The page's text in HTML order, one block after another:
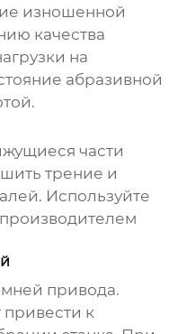
изношенной
качества
на
абразивной
части
трение и
Используйте
привода.
к